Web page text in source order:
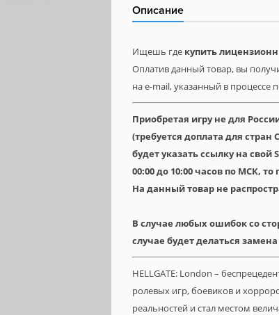
Описание
Ищешь где купить
Оплатив данный товар, вы
на e-mail, указанный в процессе
Приобретая игру не для
(требуется доплата для
будет указать ссылку на
00:00 до 10:00 часов по МСК,
На данный товар не
В случае любых ошибок со
случае будет делаться
HELLGATE: London –
ролевых игр, боевиков и
реальностей и стал местом